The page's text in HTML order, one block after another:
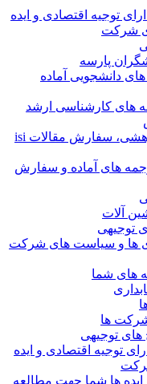
توجیه اقتصادی و ایده
شرکت
پارسه
دانشجویی آماده
های کارشناسی ارشد
مخزن عناوین مقالات علمی و پژوهشی، سفارش مقالات isi
های آماده و سفارش
آلات
توجیهی
ها و سیاست های شرکت
های شما
ها
توجیهی
توجیه اقتصادی و ایده
ها شما جهت مطالعه